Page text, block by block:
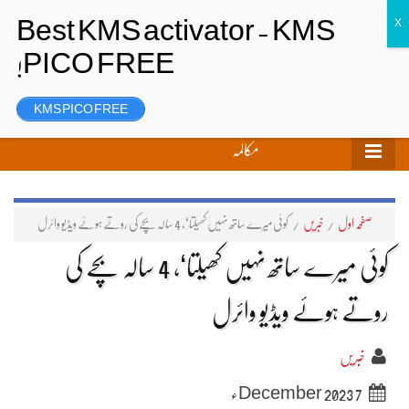
رجسٹر
مکالمہ
صفحہ اول / خبریں / کوئی میرے ساتھ نہیں کھیلتا‘، 4 سالہ بچے کی روتے ہوئے ویڈیو وائرل
کوئی میرے ساتھ نہیں کھیلتا‘، 4 سالہ بچے کی
روتے ہوئے ویڈیو وائرل
خبریں
7 December 2023ء
KMS PICO FREE